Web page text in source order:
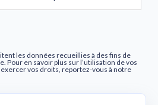
les données recueillies à des fins de
Pour en savoir plus sur l’utilisation de vos
vos droits, reportez-vous à notre